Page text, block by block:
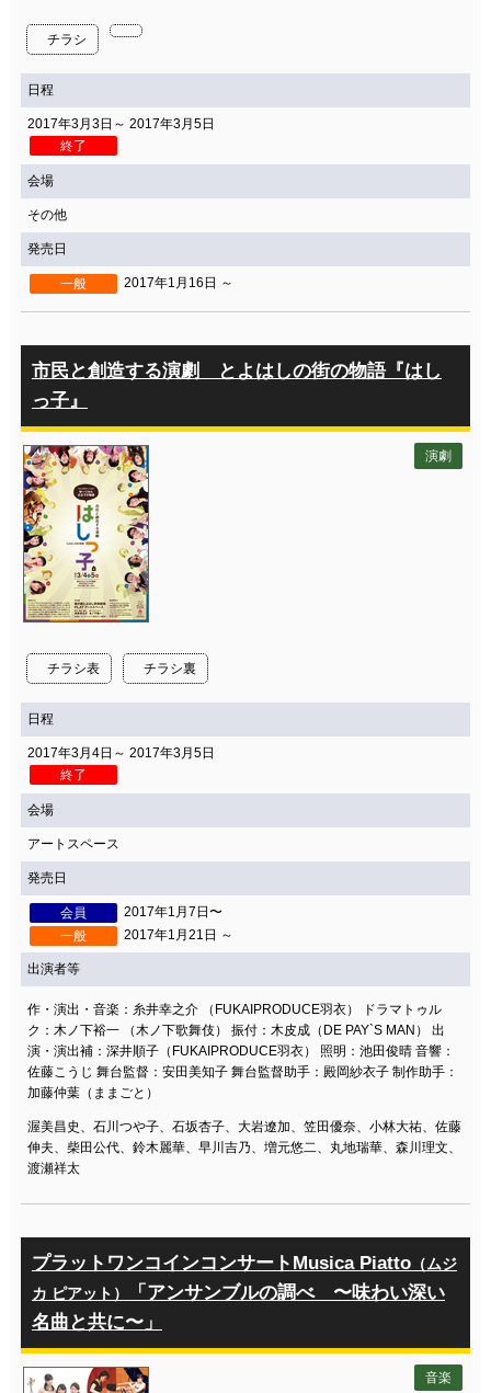
チラシ
日程
2017年3月3日～ 2017年3月5日
終了
会場
その他
発売日
一般 2017年1月16日 ～
市民と創造する演劇 とよはしの街の物語『はし
っ子』
チラシ表 チラシ裏
演劇
日程
2017年3月4日～ 2017年3月5日
終了
会場
アートスペース
発売日
会員
2017年1月7日〜
一般
2017年1月21日 ～
出演者等
作・演出・音楽：糸井幸之介 （FUKAIPRODUCE羽衣） ドラマトゥル
ク：木ノ下裕一 （木ノ下歌舞伎） 振付：木皮成（DE PAY`S MAN） 出
演・演出補：深井順子（FUKAIPRODUCE羽衣） 照明：池田俊晴 音響：
佐藤こうじ 舞台監督：安田美知子 舞台監督助手：殿岡紗衣子 制作助手：
加藤仲葉（ままごと）
渥美昌史、石川つや子、石坂杏子、大岩遼加、笠田優奈、小林大祐、佐藤
伸夫、柴田公代、鈴木麗華、早川吉乃、増元悠二、丸地瑞華、森川理文、
渡瀬祥太
プラットワンコインコンサートMusica Piatto（ムジ
カ ピアット）
「アンサンブルの調べ 〜味わい深い
名曲と共に〜」
音楽